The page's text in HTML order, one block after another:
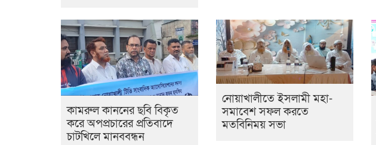
কামরুল কাননের ছবি বিকৃত
করে অপপ্রচারের প্রতিবাদে
চাটখিলে মানববন্ধন
নোয়াখালীতে ইসলামী মহা-
সমাবেশ সফল করতে
মতবিনিময় সভা